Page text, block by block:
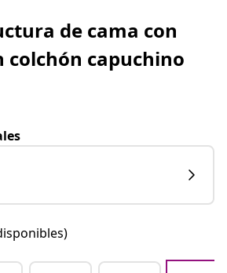
de cama con
colchón capuchino